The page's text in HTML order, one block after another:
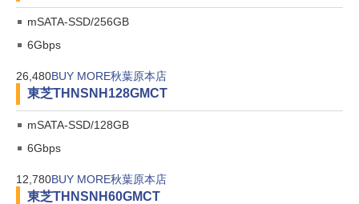
mSATA-SSD/256GB
6Gbps
26,480BUY MORE秋葉原本店
東芝THNSNH128GMCT
mSATA-SSD/128GB
6Gbps
12,780BUY MORE秋葉原本店
東芝THNSNH60GMCT